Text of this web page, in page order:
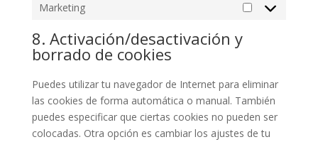
Marketing
Marketing
8. Activación/desactivación y
borrado de cookies
Puedes utilizar tu navegador de Internet para eliminar
las cookies de forma automática o manual. También
puedes especificar que ciertas cookies no pueden ser
colocadas. Otra opción es cambiar los ajustes de tu